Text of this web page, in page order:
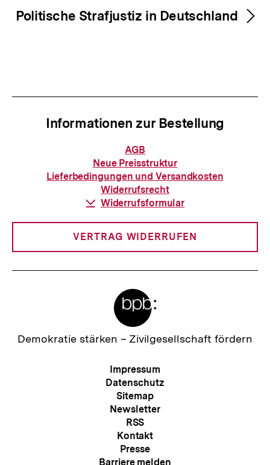
Politische Strafjustiz in Deutschland
Informationen zur Bestellung
Informationen
zur
Bestellung
AGB
Neue Preisstruktur
Lieferbedingungen und Versandkosten
Widerrufsrecht
Download-
Widerrufsformular
VERTRAG WIDERRUFEN
Zur
Demokratie stärken – Zivilgesellschaft fördern
Meta-
Navigation
Impressum
Datenschutz
Sitemap
Newsletter
RSS
Kontakt
Presse
Barriere melden